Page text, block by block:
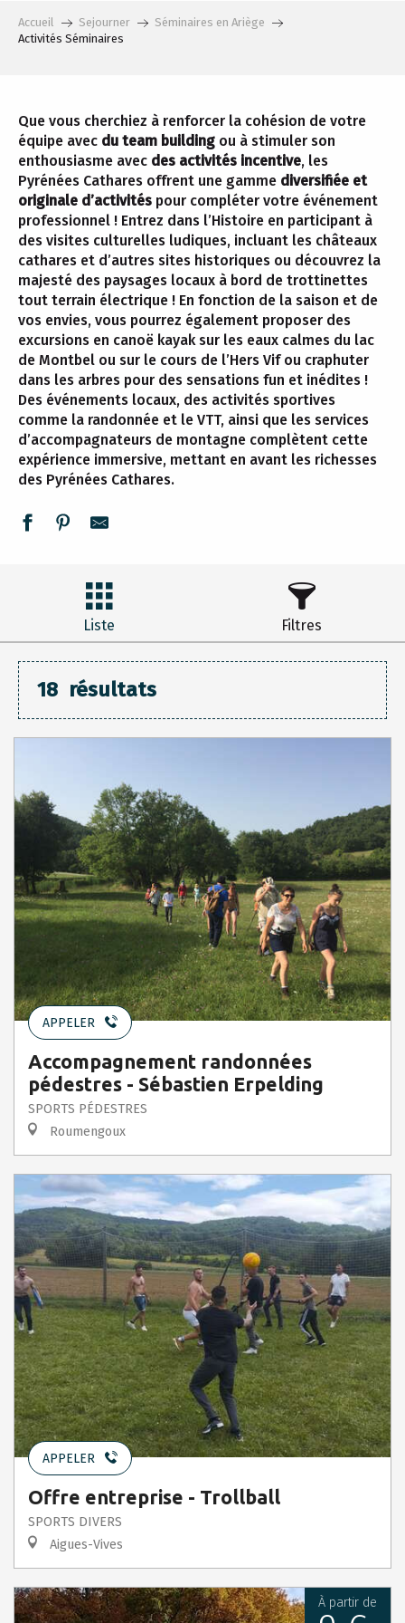
Accueil Sejourner
Séminaires en Ariège
Activités Séminaires
Que vous cherchiez à renforcer la cohésion de votre
équipe avec du team building ou à stimuler son
enthousiasme avec des activités incentive, les
Pyrénées Cathares offrent une gamme diversifiée et
originale d’activités pour compléter votre événement
professionnel ! Entrez dans l’Histoire en participant à
des visites culturelles ludiques, incluant les châteaux
cathares et d’autres sites historiques ou découvrez la
majesté des paysages locaux à bord de trottinettes
tout terrain électrique ! En fonction de la saison et de
vos envies, vous pourrez également proposer des
excursions en canoë kayak sur les eaux calmes du lac
de Montbel ou sur le cours de l’Hers Vif ou craphuter
dans les arbres pour des sensations fun et inédites !
Des événements locaux, des activités sportives
comme la randonnée et le VTT, ainsi que les services
d’accompagnateurs de montagne complètent cette
expérience immersive, mettant en avant les richesses
des Pyrénées Cathares.
Liste Filtres
18 résultats
APPELER
Accompagnement randonnées
pédestres - Sébastien Erpelding
SPORTS PÉDESTRES
Roumengoux
APPELER
Offre entreprise - Trollball
SPORTS DIVERS
Aigues-Vives
À partir de